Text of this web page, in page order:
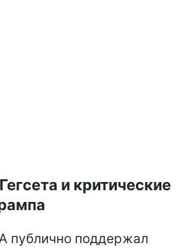
и критические
публично поддержал